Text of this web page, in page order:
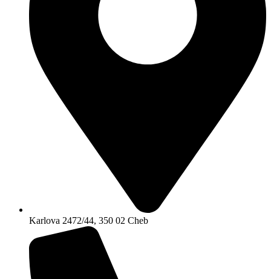
Karlova 2472/44, 350 02 Cheb